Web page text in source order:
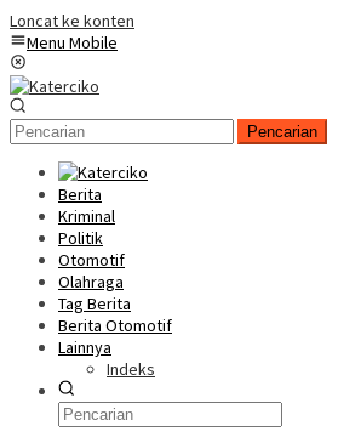
Loncat ke konten
Menu Mobile
Pencarian
Berita
Kriminal
Politik
Otomotif
Olahraga
Tag Berita
Berita Otomotif
Lainnya
Indeks